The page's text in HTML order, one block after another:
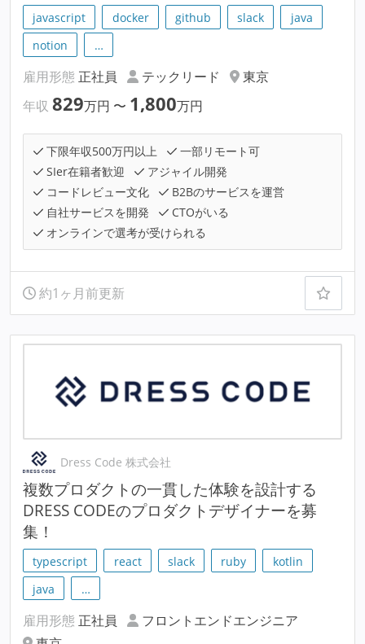
javascript docker github slack
java
notion
…
雇用形態 正社員 テックリード
東京
年収 829万円 〜 1,800万円
下限年収500万円以上
一部リモート可
SIer在籍者歓迎
アジャイル開発
コードレビュー文化
B2Bのサービスを運営
自社サービスを開発
CTOがいる
オンラインで選考が受けられる
約1ヶ月前更新
Dress Code 株式会社
複数プロダクトの一貫した体験を設計する
DRESS CODEのプロダクトデザイナーを募
集！
typescript react slack ruby
kotlin
java
…
雇用形態 正社員
フロントエンドエンジニア